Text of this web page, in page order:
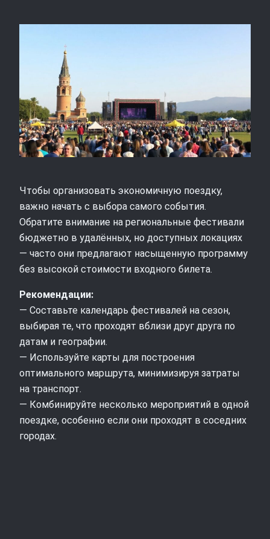
Чтобы организовать экономичную поездку,
важно начать с выбора самого события.
Обратите внимание на региональные фестивали
бюджетно в удалённых, но доступных локациях
— часто они предлагают насыщенную программу
без высокой стоимости входного билета.
Рекомендации:
— Составьте календарь фестивалей на сезон,
выбирая те, что проходят вблизи друг друга по
датам и географии.
— Используйте карты для построения
оптимального маршрута, минимизируя затраты
на транспорт.
— Комбинируйте несколько мероприятий в одной
поездке, особенно если они проходят в соседних
городах.